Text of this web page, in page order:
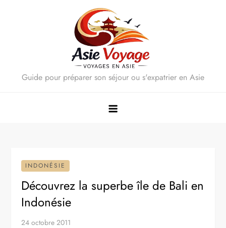
Guide pour préparer son séjour ou s'expatrier en Asie
INDONÉSIE
Découvrez la superbe île de Bali en
Indonésie
24 octobre 2011